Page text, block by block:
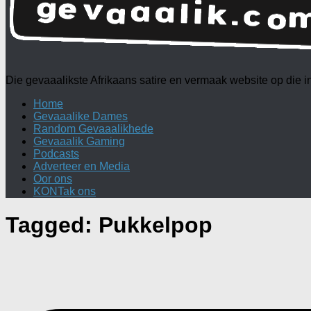
Die gevaaalikste Afrikaans satire en vermaak website op die
Home
Gevaaalike Dames
Random Gevaaalikhede
Gevaaalik Gaming
Podcasts
Adverteer en Media
Oor ons
KONTak ons
Tagged: Pukkelpop